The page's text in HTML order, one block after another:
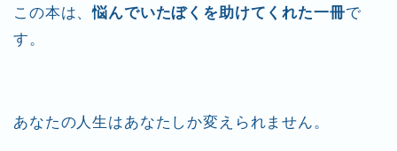
この本は、悩んでいたぼくを助けてくれた一冊で
す。
あなたの人生はあなたしか変えられません。